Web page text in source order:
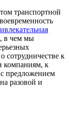
транспортной
в чем мы
сотрудничестве к
компаниям, к
предложением
разовой и